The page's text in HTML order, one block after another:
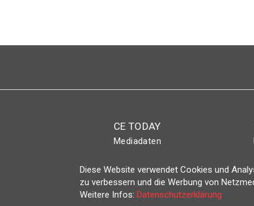
CE TODAY
Mediadaten
Magazin
Diese Website verwendet Cookies und
zu verbessern und die Werbung von
Weitere Infos:Datenschutzerklärung